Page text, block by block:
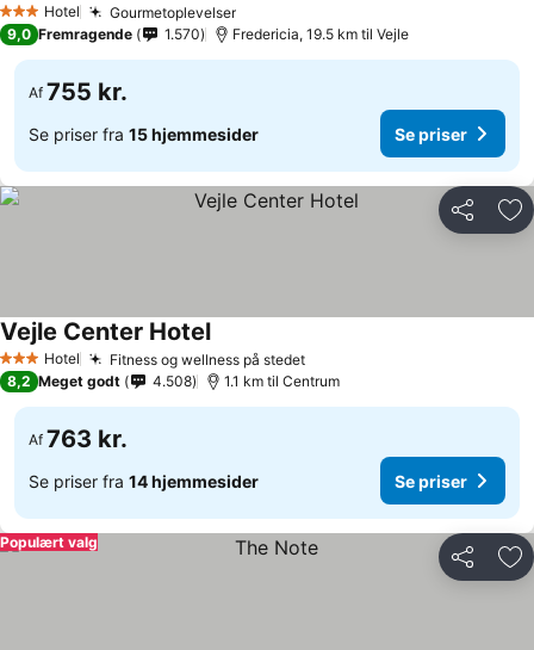
3 StjernerHotel Gourmetoplevelser
9,0 Fremragende 1.570 Fredericia, 19.5 km til Vejle
Af 755 kr.
Se priser fra 15 hjemmesider Se priser
Del
3 StjernerHotel Fitness og wellness på stedet
Vejle Center Hotel
8,2 Meget godt 4.508 1.1 km til Centrum
Af 763 kr.
Se priser fra 14 hjemmesider Se priser
Del
Populært valg